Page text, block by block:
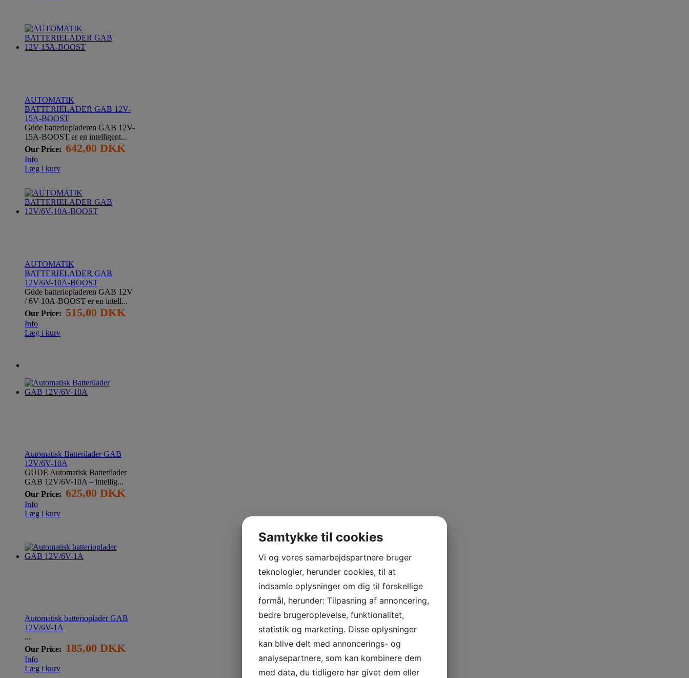
AUTOMATIK
BATTERIELADER GAB 12V-
15A-BOOST
Güde batteriopladeren GAB 12V-
15A-BOOST er en intelligent...
Our Price: 642,00 DKK
Info
Læg i kurv
AUTOMATIK
BATTERIELADER GAB
12V/6V-10A-BOOST
Güde batteriopladeren GAB 12V
/ 6V-10A-BOOST er en intell...
Our Price: 515,00 DKK
Info
Læg i kurv
Automatisk Batterilader GAB
12V/6V-10A
GÜDE Automatisk Batterilader
GAB 12V/6V-10A – intellig...
Our Price: 625,00 DKK
Info
Læg i kurv
Automatisk batterioplader GAB
12V/6V-1A
...
Our Price: 185,00 DKK
Info
Læg i kurv
Samtykke til cookies
Vi og vores samarbejdspartnere bruger
teknologier, herunder cookies, til at
indsamle oplysninger om dig til forskellige
formål, herunder: Tilpasning af annoncering,
bedre brugeroplevelse, funktionalitet,
statistik og marketing. Disse oplysninger
kan blive delt med annoncerings- og
analysepartnere, som kan kombinere dem
med data, du tidligere har givet dem eller